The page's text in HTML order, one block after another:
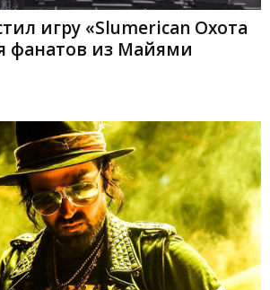
игру «Slumerican Охота
фанатов из Майями